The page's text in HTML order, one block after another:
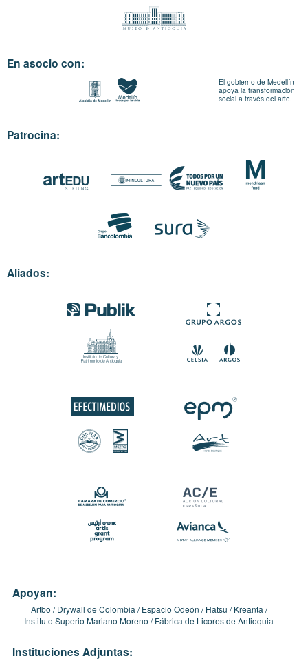
En asocio con:
El gobierno de Medellín
apoya la transformación
social a través del arte.
Patrocina:
Aliados:
Apoyan:
Artbo Drywall de Colombia Espacio Odeón Hatsu
Kreanta
Instituto Superio Mariano Moreno
Fábrica de Licores de Antioquia
Instituciones Adjuntas: